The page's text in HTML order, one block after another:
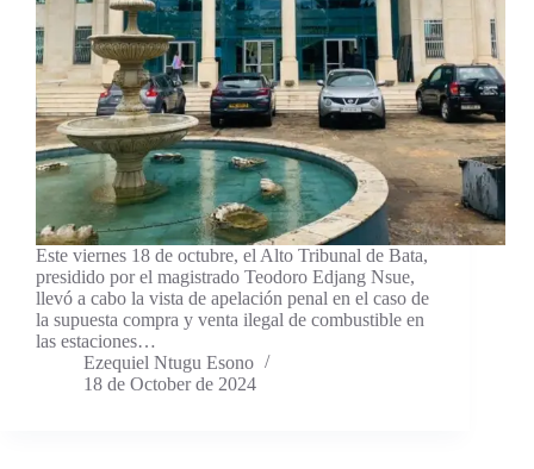
Este viernes 18 de octubre, el Alto Tribunal de Bata,
presidido por el magistrado Teodoro Edjang Nsue,
llevó a cabo la vista de apelación penal en el caso de
la supuesta compra y venta ilegal de combustible en
las estaciones…
Ezequiel Ntugu Esono
18 de October de 2024